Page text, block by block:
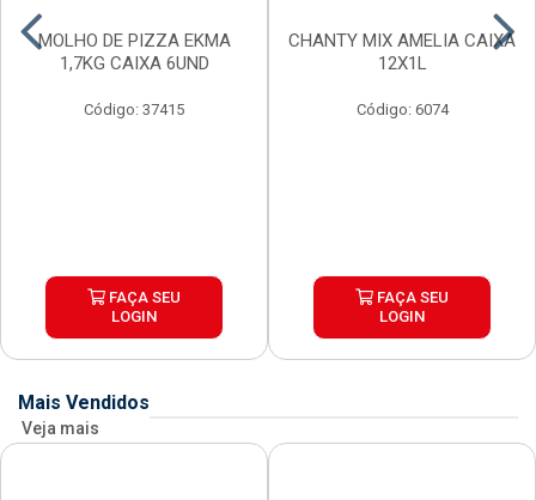
MOLHO DE PIZZA EKMA
1,7KG CAIXA 6UND
Código: 37415
FAÇA SEU
LOGIN
CHANTY MIX AMELIA CAIXA
12X1L
Código: 6074
FAÇA SEU
LOGIN
Mais Vendidos
Veja mais